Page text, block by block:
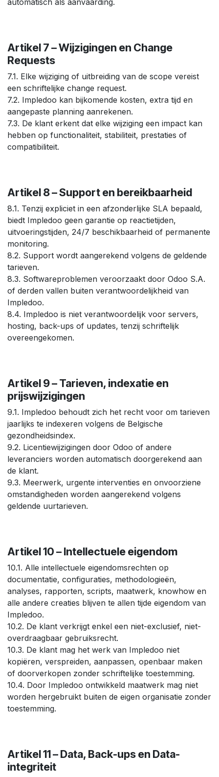
Artikel 7 – Wijzigingen en Change
Requests
7.1. Elke wijziging of uitbreiding van de scope vereist
een schriftelijke change request.
7.2. Impledoo kan bijkomende kosten, extra tijd en
aangepaste planning aanrekenen.
7.3. De klant erkent dat elke wijziging een impact kan
hebben op functionaliteit, stabiliteit, prestaties of
compatibiliteit.
Artikel 8 – Support en bereikbaarheid
8.1. Tenzij expliciet in een afzonderlijke SLA bepaald,
biedt Impledoo geen garantie op reactietijden,
uitvoeringstijden, 24/7 beschikbaarheid of permanente
monitoring.
8.2. Support wordt aangerekend volgens de geldende
tarieven.
8.3. Softwareproblemen veroorzaakt door Odoo S.A.
of derden vallen buiten verantwoordelijkheid van
Impledoo.
8.4. Impledoo is niet verantwoordelijk voor servers,
hosting, back-ups of updates, tenzij schriftelijk
overeengekomen.
Artikel 9 – Tarieven, indexatie en
prijswijzigingen
9.1. Impledoo behoudt zich het recht voor om tarieven
jaarlijks te indexeren volgens de Belgische
gezondheidsindex.
9.2. Licentiewijzigingen door Odoo of andere
leveranciers worden automatisch doorgerekend aan
de klant.
9.3. Meerwerk, urgente interventies en onvoorziene
omstandigheden worden aangerekend volgens
geldende uurtarieven.
Artikel 10 – Intellectuele eigendom
10.1. Alle intellectuele eigendomsrechten op
documentatie, configuraties, methodologieën,
analyses, rapporten, scripts, maatwerk, knowhow en
alle andere creaties blijven te allen tijde eigendom van
Impledoo.
10.2. De klant verkrijgt enkel een niet-exclusief, niet-
overdraagbaar gebruiksrecht.
10.3. De klant mag het werk van Impledoo niet
kopiëren, verspreiden, aanpassen, openbaar maken
of doorverkopen zonder schriftelijke toestemming.
10.4. Door Impledoo ontwikkeld maatwerk mag niet
worden hergebruikt buiten de eigen organisatie zonder
toestemming.
Artikel 11 – Data, Back-ups en Data-
integriteit